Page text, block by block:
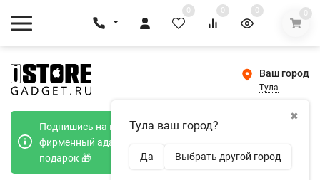
0 0 0 0
Ваш город
Тула
✖
Тула ваш город?
Да Выбрать другой город
Подпишись на наш телеграмм канал и получи
фирменный адаптер Type-C 20W при покупке в
подарок 🎁